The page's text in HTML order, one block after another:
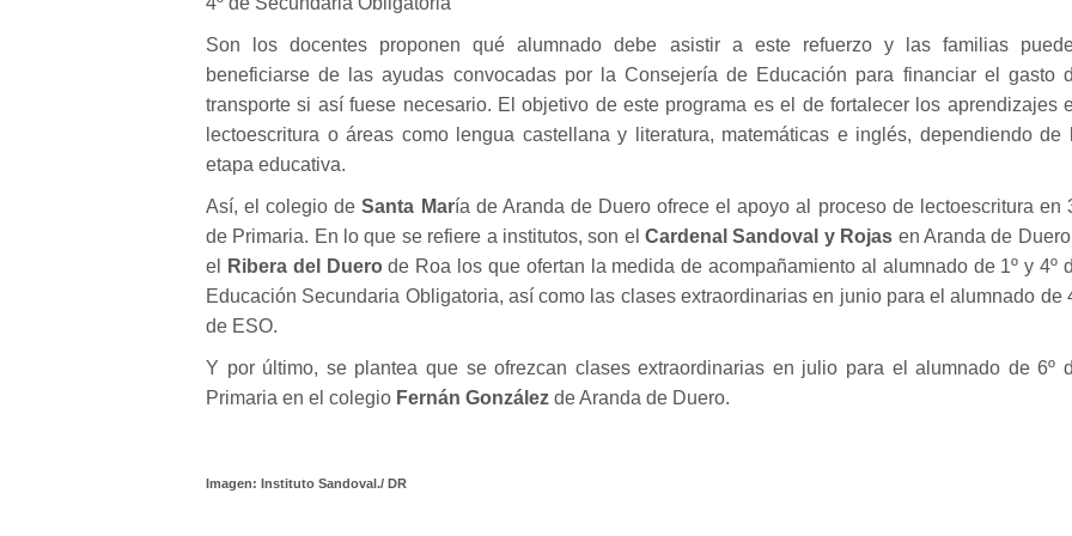
Son los docentes proponen qué alumnado debe asistir a este refuerzo y las familias
beneficiarse de las ayudas convocadas por la Consejería de Educación para financiar el gasto
transporte si así fuese necesario. El objetivo de este programa es el de fortalecer los aprendizajes
lectoescritura o áreas como lengua castellana y literatura, matemáticas e inglés, dependiendo de
etapa educativa.
Así, el colegio deSanta María de Aranda de Duero ofrece el apoyo al proceso de lectoescritura en
de Primaria. En lo que se refiere a institutos, son elCardenal Sandoval y Rojas en Aranda de
el
Ribera del Duero de Roa los que ofertan la medida de acompañamiento al alumnado de 1º y 4º
Educación Secundaria Obligatoria, así como las clases extraordinarias en junio para el alumnado de
de ESO.
Y por último, se plantea que se ofrezcan clases extraordinarias en julio para el alumnado de 6º
Primaria en el colegio Fernán González de Aranda de Duero.
Imagen: Instituto Sandoval./ DR